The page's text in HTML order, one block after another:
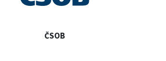
ČSOB